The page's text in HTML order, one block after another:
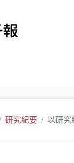
研究紀要 以研究